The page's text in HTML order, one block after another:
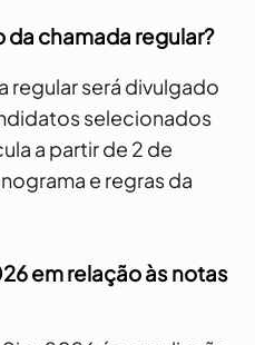
da chamada regular?
regular será divulgado
selecionados
a partir de 2 de
e regras da
em relação às notas